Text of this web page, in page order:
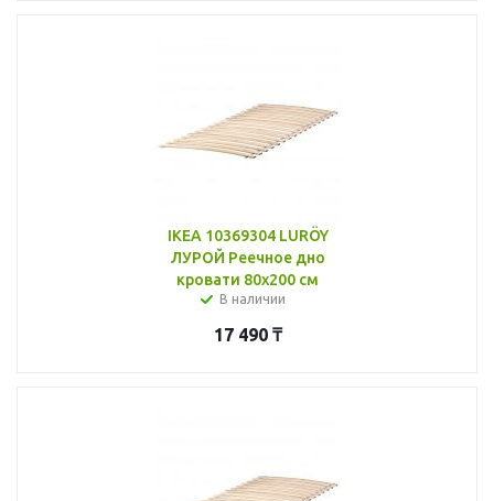
IKEA 10369304 LURÖY
ЛУРОЙ Реечное дно
кровати 80x200 см
В наличии
17 490₸